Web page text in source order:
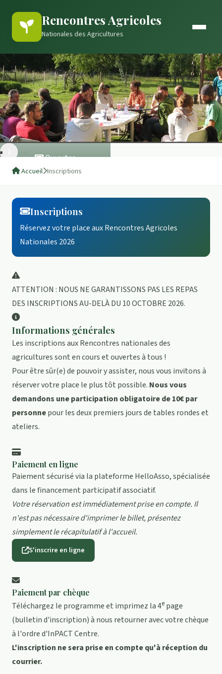
Rencontres Agricoles
Nationales des Agricultures
Ouvertes
Inscriptions 2026
Accueil Inscriptions
Inscriptions
Réservez votre place aux Rencontres Agricoles
Nationales 2026
ATTENTION : NOUS NE GARANTISSONS PAS LES REPAS
DES INSCRIPTIONS AU-DELÀ DU 10 OCTOBRE 2026.
Informations générales
Les inscriptions aux Rencontres nationales des
agricultures sont en cours et ouvertes à tous !
Pour être sûr(e) de pouvoir y assister, nous vous invitons à
réserver votre place le plus tôt possible. Nous vous
demandons une participation obligatoire de10€par
personnepour les deux premiers jours de tables rondes et
ateliers.
Paiement en ligne
Paiement sécurisé via la plateforme HelloAsso, spécialisée
dans le financement participatif associatif.
Votre réservation est immédiatement prise en compte. Il
n'est pas nécessaire d'imprimer le billet, présentez
simplement le récapitulatif à l'accueil.
S'inscrire en ligne
Paiement par chèque
Téléchargez le programme et imprimez la 4e page
(bulletin d'inscription) à nous retourner avec votre chèque
à l'ordre d'InPACT Centre.
L'inscription ne sera prise en compte qu'à réception du
courrier.